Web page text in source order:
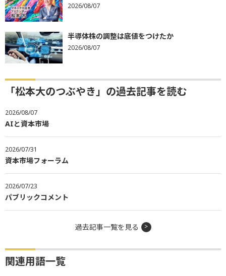
2026/08/07
半導体株の調整は底値をつけたか
2026/08/07
「松本大のつぶやき」の過去記事を読む
2026/08/07
AIと資本市場
2026/07/31
資本市場フォーラム
2026/07/23
パブリックコメント
過去記事一覧を見る
関連用語一覧